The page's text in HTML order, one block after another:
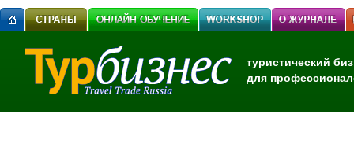
туристический
для